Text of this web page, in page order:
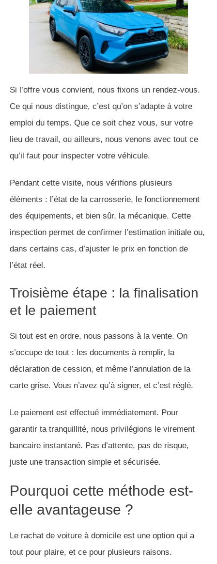
Si l’offre vous convient, nous fixons un rendez-vous.
Ce qui nous distingue, c’est qu’on s’adapte à votre
emploi du temps. Que ce soit chez vous, sur votre
lieu de travail, ou ailleurs, nous venons avec tout ce
qu’il faut pour inspecter votre véhicule.
Pendant cette visite, nous vérifions plusieurs
éléments : l’état de la carrosserie, le fonctionnement
des équipements, et bien sûr, la mécanique. Cette
inspection permet de confirmer l’estimation initiale ou,
dans certains cas, d’ajuster le prix en fonction de
l’état réel.
Troisième étape : la finalisation
et le paiement
Si tout est en ordre, nous passons à la vente. On
s’occupe de tout : les documents à remplir, la
déclaration de cession, et même l’annulation de la
carte grise. Vous n’avez qu’à signer, et c’est réglé.
Le paiement est effectué immédiatement. Pour
garantir ta tranquillité, nous privilégions le virement
bancaire instantané. Pas d’attente, pas de risque,
juste une transaction simple et sécurisée.
Pourquoi cette méthode est-
elle avantageuse ?
Le rachat de voiture à domicile est une option qui a
tout pour plaire, et ce pour plusieurs raisons.